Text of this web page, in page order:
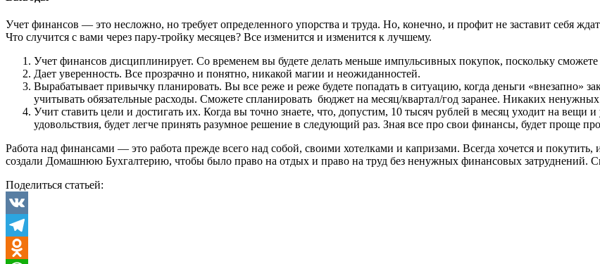
Учет финансов — это несложно, но требует определенного упорства и труда. Но, конечно, и профит не заставит себя
Что случится с вами через пару-тройку месяцев? Все изменится и изменится к лучшему.
Учет финансов дисциплинирует. Со временем вы будете делать меньше импульсивных покупок, поскольку сможете
Дает уверенность. Все прозрачно и понятно, никакой магии и неожиданностей.
Вырабатывает привычку планировать. Вы все реже и реже будете попадать в ситуацию, когда деньги «внезапно»
учитывать обязательные расходы. Сможете спланировать бюджет на месяц/квартал/год заранее. Никаких
Учит ставить цели и достигать их. Когда вы точно знаете, что, допустим, 10 тысяч рублей в месяц уходит на
удовольствия, будет легче принять разумное решение в следующий раз. Зная все про свои финансы, будет проще
Работа над финансами — это работа прежде всего над собой, своими хотелками и капризами. Всегда хочется и
создали Домашнюю Бухгалтерию, чтобы было право на отдых и право на труд без ненужных финансовых затруднений.
Поделиться статьей:
VK
Telegram